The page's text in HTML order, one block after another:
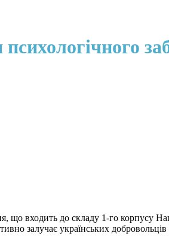
входить до складу 1-го корпусу
залучає українських